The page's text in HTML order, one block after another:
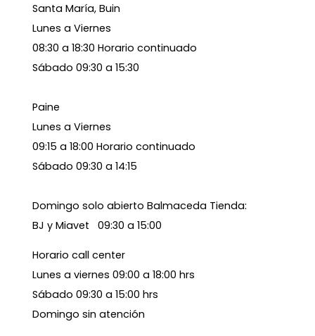
Santa María, Buin
Lunes a Viernes
08:30 a 18:30 Horario continuado
Sábado 09:30 a 15:30
Paine
Lunes a Viernes
09:15 a 18:00 Horario continuado
Sábado 09:30 a 14:15
Domingo solo abierto Balmaceda Tienda:
BJ y Miavet 09:30 a 15:00
Horario call center
Lunes a viernes 09:00 a 18:00 hrs
Sábado 09:30 a 15:00 hrs
Domingo sin atención